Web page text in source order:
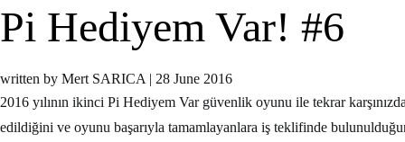
Pi Hediyem Var! #6
written by Mert SARICA | 28 June 2016
2016 yılının ikinci Pi Hediyem Var güvenlik oyunu ile tekrar
edildiğini ve oyunu başarıyla tamamlayanlara iş teklifinde